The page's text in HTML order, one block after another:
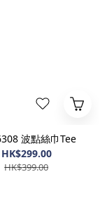
波點絲巾Tee
HK$299.00
HK$399.00